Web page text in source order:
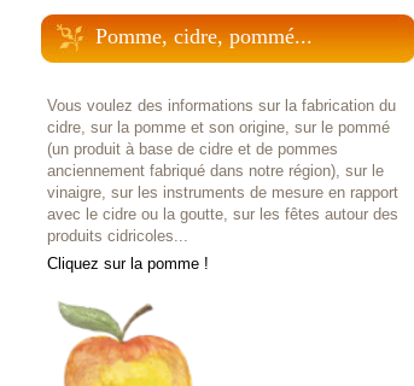
Pomme, cidre, pommé...
Vous voulez des informations sur la fabrication du
cidre, sur la pomme et son origine, sur le pommé
(un produit à base de cidre et de pommes
anciennement fabriqué dans notre région), sur le
vinaigre, sur les instruments de mesure en rapport
avec le cidre ou la goutte, sur les fêtes autour des
produits cidricoles...
Cliquez sur la pomme !